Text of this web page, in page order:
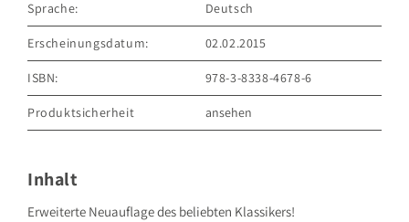
Sprache: Deutsch
Erscheinungsdatum: 02.02.2015
ISBN: 978-3-8338-4678-6
Produktsicherheit
ansehen
81675 München
Deutschland
Inhalt
Erweiterte Neuauflage des beliebten Klassikers!